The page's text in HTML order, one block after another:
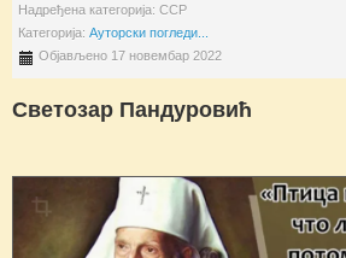
Надређена категорија: ССР
Категорија: Ауторски погледи...
Објављено 17 новембар 2022
Светозар Пандуровић